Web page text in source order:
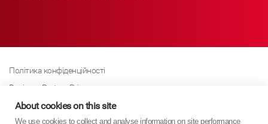
Політика конфіденційності
Business Partner Privacy
Політика щодо файлів cookie
Сучасна політика Закону про рабство
About cookies on this site
We use cookies to collect and analyse information on site performance